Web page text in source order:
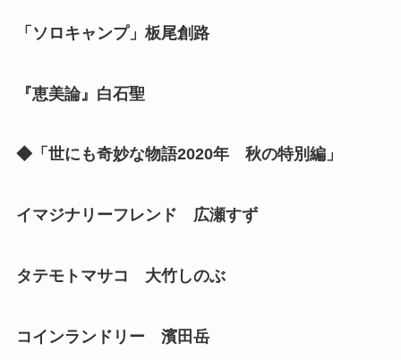
「ソロキャンプ」板尾創路
『恵美論』白石聖
◆「世にも奇妙な物語2020年 秋の特別編」
イマジナリーフレンド 広瀬すず
タテモトマサコ 大竹しのぶ
コインランドリー 濱田岳